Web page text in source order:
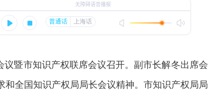
市知识产权联席会议召开。副市长解冬出席
全国知识产权局局长会议精神。市知识产权局